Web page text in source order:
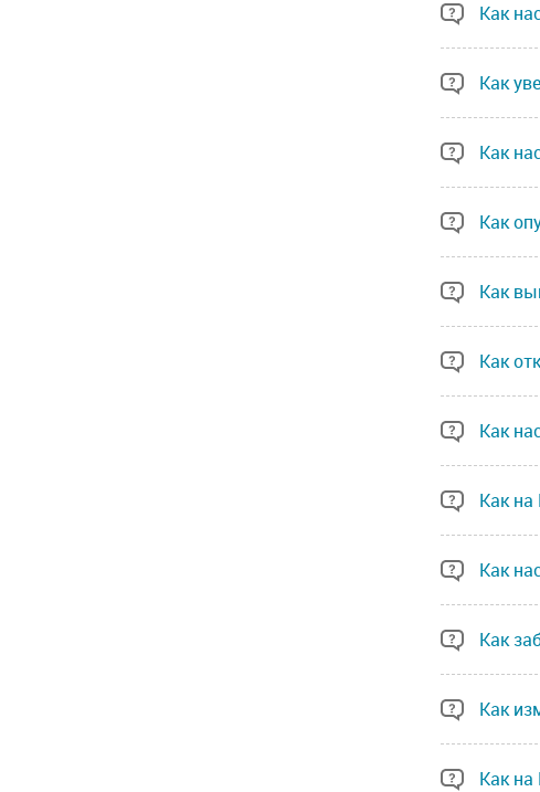
Как
Как
Как
Как
Как
Как
Как
Как на
Как
Как
Как
Как на